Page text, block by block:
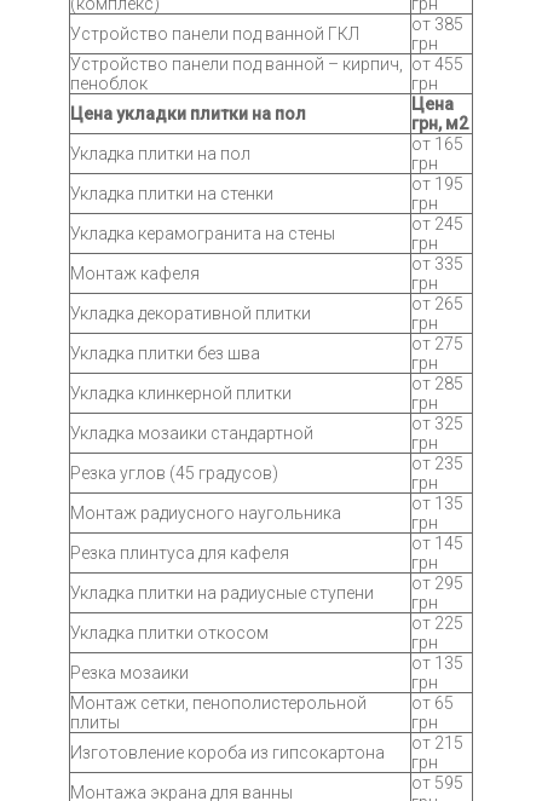
Устройство панели под ванной ГКЛ
от 385
грн
Устройство панели под ванной – кирпич,
пеноблок
от 455
грн
Цена укладки плитки на пол
Цена
грн, м2
Укладка плитки на пол
от 165
грн
Укладка плитки на стенки
от 195
грн
Укладка керамогранита на стены
от 245
грн
Монтаж кафеля
от 335
грн
Укладка декоративной плитки
от 265
грн
Укладка плитки без шва
от 275
грн
Укладка клинкерной плитки
от 285
грн
Укладка мозаики стандартной
от 325
грн
Резка углов (45 градусов)
от 235
грн
Монтаж радиусного наугольника
от 135
грн
Резка плинтуса для кафеля
от 145
грн
Укладка плитки на радиусные ступени
от 295
грн
Укладка плитки откосом
от 225
грн
Резка мозаики
от 135
грн
Монтаж сетки, пенополистерольной
плиты
от 65
грн
Изготовление короба из гипсокартона
от 215
грн
Монтажа экрана для ванны
от 595